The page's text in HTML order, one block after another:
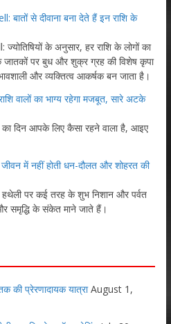
से दीवाना बना देते हैं इन राशि के
के अनुसार, हर राशि के लोगों का
जातकों पर बुध और शुक्र ग्रह की विशेष कृपा
और व्यक्तित्व आकर्षक बन जाता है।
वालों का भाग्य रहेगा मजबूत, सारे अटके
दिन आपके लिए कैसा रहने वाला है, आइए
में नहीं होती धन-दौलत और शोहरत की
पर कई तरह के शुभ निशान और पर्वत
समृद्धि के संकेत माने जाते हैं।
की प्रेरणादायक यात्रा August 1,